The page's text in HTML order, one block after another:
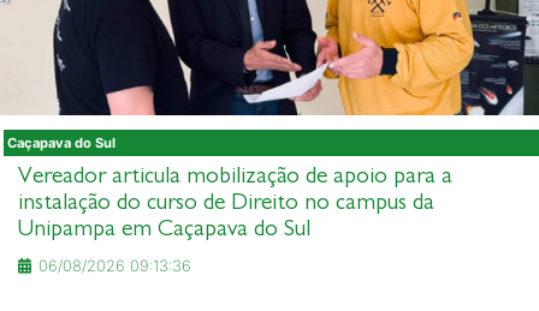
Caçapava do Sul
Vereador articula mobilização de apoio para a
instalação do curso de Direito no campus da
Unipampa em Caçapava do Sul
06/08/2026 09:13:36